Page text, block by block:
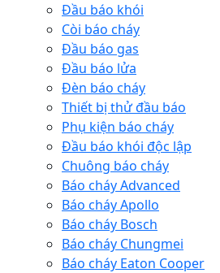
Đầu báo khói
Còi báo cháy
Đầu báo gas
Đầu báo lửa
Đèn báo cháy
Thiết bị thử đầu báo
Phụ kiện báo cháy
Đầu báo khói độc lập
Chuông báo cháy
Báo cháy Advanced
Báo cháy Apollo
Báo cháy Bosch
Báo cháy Chungmei
Báo cháy Eaton Cooper